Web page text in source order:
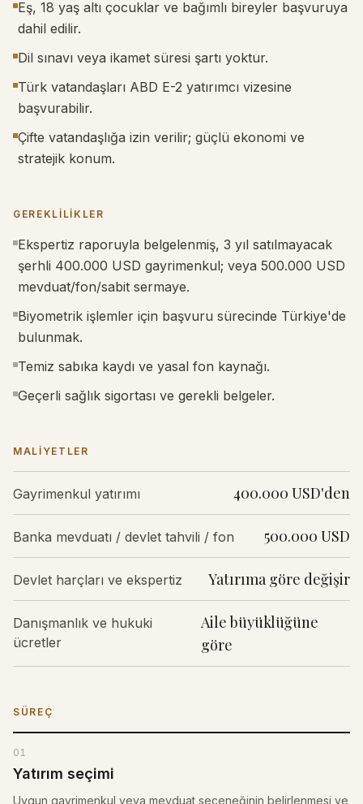
Eş, 18 yaş altı çocuklar ve bağımlı bireyler başvuruya
dahil edilir.
Dil sınavı veya ikamet süresi şartı yoktur.
Türk vatandaşları ABD E-2 yatırımcı vizesine
başvurabilir.
Çifte vatandaşlığa izin verilir; güçlü ekonomi ve
stratejik konum.
GEREKLILIKLER
Ekspertiz raporuyla belgelenmiş, 3 yıl satılmayacak
şerhli 400.000 USD gayrimenkul; veya 500.000 USD
mevduat/fon/sabit sermaye.
Biyometrik işlemler için başvuru sürecinde Türkiye'de
bulunmak.
Temiz sabıka kaydı ve yasal fon kaynağı.
Geçerli sağlık sigortası ve gerekli belgeler.
MALIYETLER
Gayrimenkul yatırımı 400.000 USD'den
Banka mevduatı / devlet tahvili / fon 500.000 USD
Devlet harçları ve ekspertiz Yatırıma göre değişir
Danışmanlık ve hukuki
ücretler
Aile büyüklüğüne
göre
SÜREÇ
01
Yatırım seçimi
Uygun gayrimenkul veya mevduat seçeneğinin belirlenmesi ve